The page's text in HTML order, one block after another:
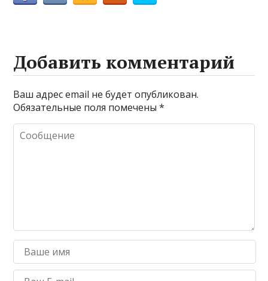
Добавить комментарий
Ваш адрес email не будет опубликован.
Обязательные поля помечены*